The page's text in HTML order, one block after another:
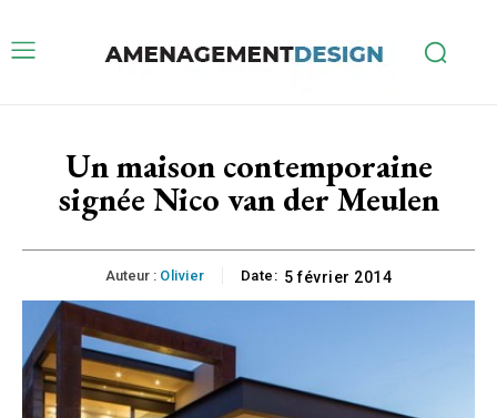
Un maison contemporaine
signée Nico van der Meulen
Auteur : Olivier Date: 5 février 2014